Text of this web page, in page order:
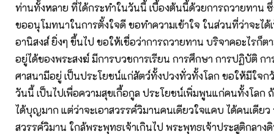
ท่านทั้งหลาย ที่ได้กระทำในวันนี้ เบื้องต้นนี้ด้วยการถวายทาน ซึ่
ขออนุโมทนาในการตั้งใจดี ขอทำความเข้าใจ ในส่วนที่ว่าจะได้
อานิสงส์ ยิ่งๆ ขึ้นไป ขอให้เชื่อว่าการถวายทาน บริจาคอะไรก็ต
อยู่ได้ของพระสงฆ์ มีการบวชการเรียน การศึกษา การปฏิบัติ กา
ศาสนามีอยู่ เป็นประโยชน์แก่สัตว์ทั้งปวงทั่วทั้งโลก ขอให้มีใจก
วันนี้ เป็นไปเพื่อความสุขเกื้อกูล ประโยชน์เพิ่มพูนแก่คนทั้งโลก
ได้บุญมาก แต่ว่าจะเอาสวรรค์วิมานคนเดียวใจแคบ ได้คนเดีย
สวรรค์วิมาน ใกล้พระพุทธเจ้าเกินไป พระพุทธเจ้าประสูติกลาง